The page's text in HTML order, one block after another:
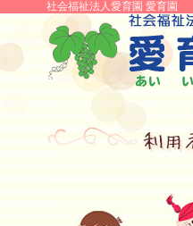
社会福祉法人愛育園 愛育園